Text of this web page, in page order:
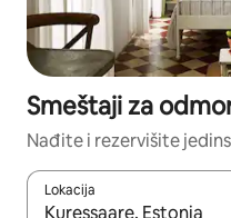
Smeštaji za
Nađite i rezervišite
Lokacija
Kad su rezultati